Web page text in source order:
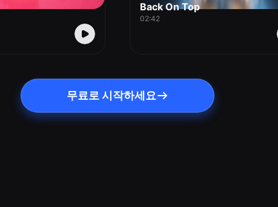
Back On Top
02:42
무료로 시작하세요